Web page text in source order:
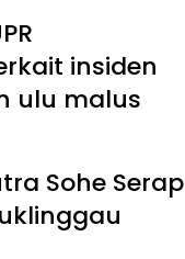
insiden
ulu malus
Sohe Serap